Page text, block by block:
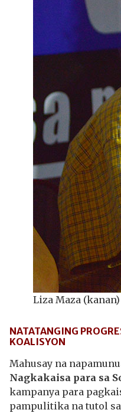
Liza Maza
NATATANGING
KOALISYON
Mahusay na
Nagkakaisa para sa
kampanya para
pampulitika na tutol